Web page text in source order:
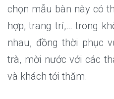
chọn mẫu bàn này có
hợp, trang trí,… trong
nhau, đồng thời phục
trà, mời nước với các
và khách tới thăm.